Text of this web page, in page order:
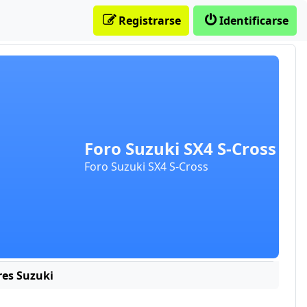
Foro Suzuki SX4 S-Cross
Foro Suzuki SX4 S-Cross
Identificarse
Registrarse
Suzuki